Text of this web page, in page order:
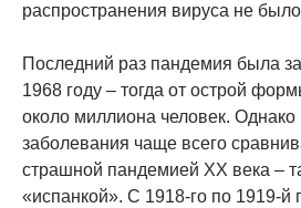
распространения вируса не
Последний раз пандемия была
1968 году – тогда от острой
около миллиона человек.
заболевания чаще всего
страшной пандемией XX века –
«испанкой». С 1918-го по 1919-й